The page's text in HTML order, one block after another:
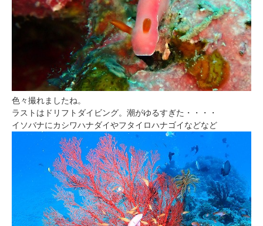
色々撮れましたね。
ラストはドリフトダイビング。潮がゆるすぎた・・・・
イソバナにカシワハナダイやフタイロハナゴイなどなど